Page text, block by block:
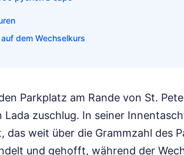
dem Wechselkurs
Parkplatz am Rande von St.
Lada zuschlug. In seiner
das weit über die Grammzahl des
und gehofft, während der